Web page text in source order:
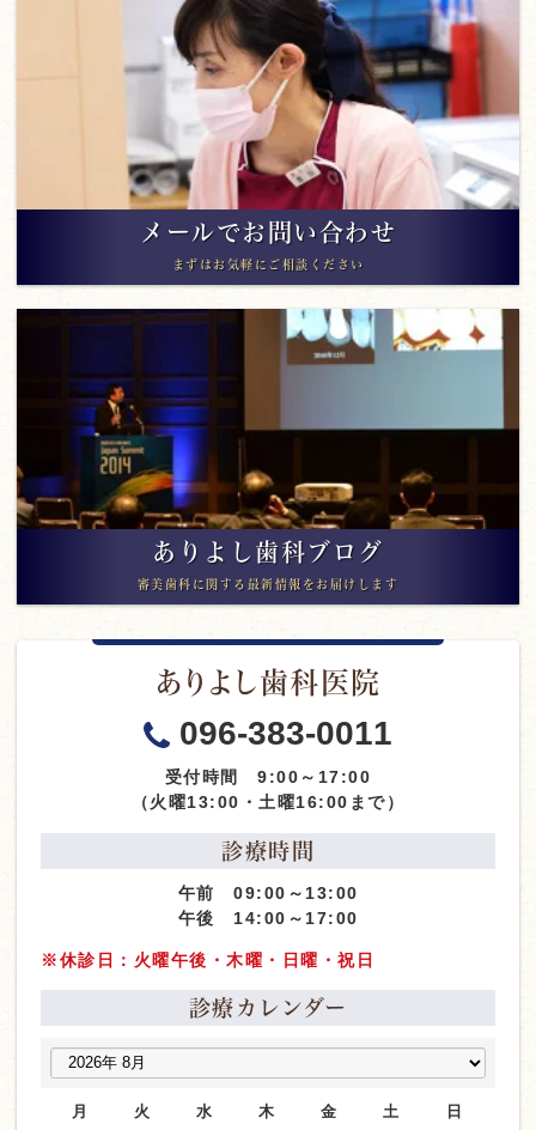
メールでお問い合わせ
まずはお気軽にご相談ください
ありよし歯科ブログ
審美歯科に関する最新情報をお届けします
ありよし歯科医院
096-383-0011
受付時間 9:00～17:00
（火曜13:00・土曜16:00まで）
診療時間
午前 09:00～13:00
午後 14:00～17:00
※休診日：火曜午後・木曜・日曜・祝日
診療カレンダー
月 火 水 木 金 土 日